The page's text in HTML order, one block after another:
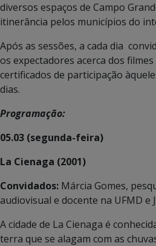
diversos espaços de Campo
itinerância pelos municípios do
Após as sessões, a cada dia
os expectadores acerca dos
certificados de participação
dias.
Programação:
05.03 (segunda-feira)
La Cienaga (2001)
Convidados: Márcia Gomes,
audiovisual e docente na UFMD e
A cidade de La Cienaga é
terra que se alagam com as